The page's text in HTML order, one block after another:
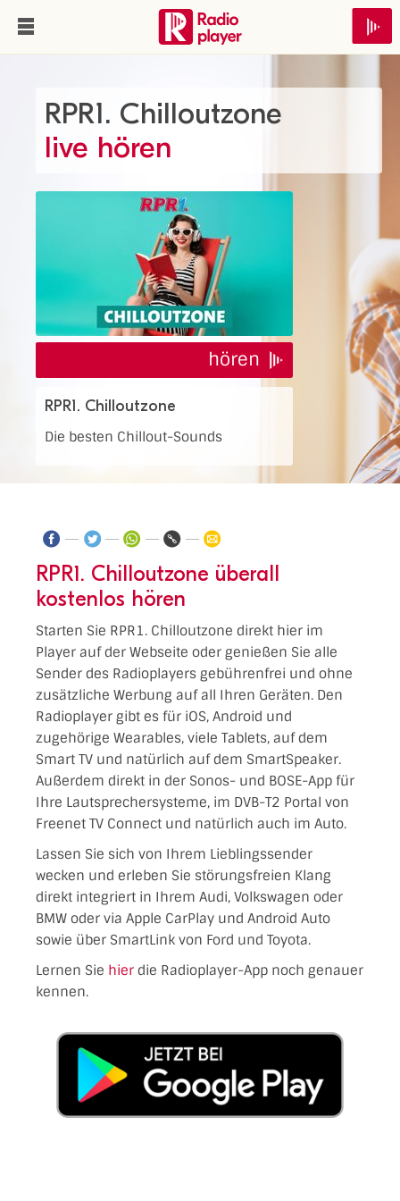
RPR1. Chilloutzone
live hören
hören
RPR1. Chilloutzone
Die besten Chillout-Sounds
RPR1. Chilloutzone überall
kostenlos hören
Starten Sie RPR1. Chilloutzone direkt hier im
Player auf der Webseite oder genießen Sie alle
Sender des Radioplayers gebührenfrei und ohne
zusätzliche Werbung auf all Ihren Geräten. Den
Radioplayer gibt es für iOS, Android und
zugehörige Wearables, viele Tablets, auf dem
Smart TV und natürlich auf dem SmartSpeaker.
Außerdem direkt in der Sonos- und BOSE-App für
Ihre Lautsprechersysteme, im DVB-T2 Portal von
Freenet TV Connect und natürlich auch im Auto.
Lassen Sie sich von Ihrem Lieblingssender
wecken und erleben Sie störungsfreien Klang
direkt integriert in Ihrem Audi, Volkswagen oder
BMW oder via Apple CarPlay und Android Auto
sowie über SmartLink von Ford und Toyota.
Lernen Sie hier die Radioplayer-App noch genauer
kennen.